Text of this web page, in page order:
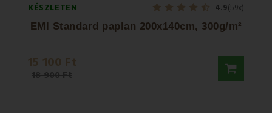
KÉSZLETEN 4.9(59x)
EMI Standard paplan 200x140cm, 300g/m²
15 100 Ft
18 900 Ft